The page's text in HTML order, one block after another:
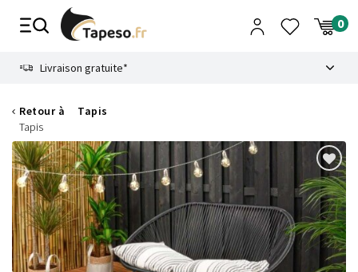
Livraison gratuite*
Retour à
Tapis
Tapis